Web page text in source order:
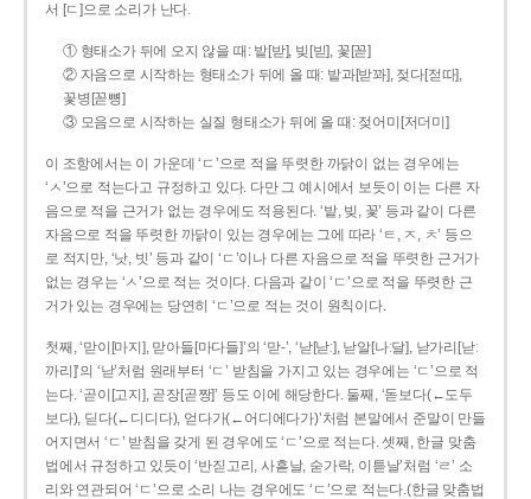
서 [ㄷ]으로 소리가 난다.
① 형태소가 뒤에 오지 않을 때: 밭[받], 빚[빋], 꽃[꼳]
② 자음으로 시작하는 형태소가 뒤에 올 때: 밭과[받꽈], 젖다[젇따],
꽃병[꼳뼝]
③ 모음으로 시작하는 실질 형태소가 뒤에 올 때: 젖어미[저더미]
이 조항에서는 이 가운데 ‘ㄷ’으로 적을 뚜렷한 까닭이 없는 경우에는
‘ㅅ’으로 적는다고 규정하고 있다. 다만 그 예시에서 보듯이 이는 다른 자
음으로 적을 근거가 없는 경우에도 적용된다. ‘밭, 빚, 꽃’ 등과 같이 다른
자음으로 적을 뚜렷한 까닭이 있는 경우에는 그에 따라 ‘ㅌ, ㅈ, ㅊ’ 등으
로 적지만, ‘낫, 빗’ 등과 같이 ‘ㄷ’이나 다른 자음으로 적을 뚜렷한 근거가
없는 경우는 ‘ㅅ’으로 적는 것이다. 다음과 같이 ‘ㄷ’으로 적을 뚜렷한 근
거가 있는 경우에는 당연히 ‘ㄷ’으로 적는 것이 원칙이다.
첫째, ‘맏이[마지], 맏아들[마다들]’의 ‘맏-’, ‘낟[낟ː], 낟알[나ː달], 낟가리[낟ː
까리]’의 ‘낟’처럼 원래부터 ‘ㄷ’ 받침을 가지고 있는 경우에는 ‘ㄷ’으로 적
는다. ‘곧이[고지], 곧장[곧짱]’ 등도 이에 해당한다. 둘째, ‘돋보다(←도두
보다), 딛다(←디디다), 얻다가(←어디에다가)’처럼 본말에서 준말이 만들
어지면서 ‘ㄷ’ 받침을 갖게 된 경우에도 ‘ㄷ’으로 적는다. 셋째, 한글 맞춤
법에서 규정하고 있듯이 ‘반짇고리, 사흗날, 숟가락, 이튿날’처럼 ‘ㄹ’ 소
리와 연관되어 ‘ㄷ’으로 소리 나는 경우에도 ‘ㄷ’으로 적는다.(한글 맞춤법